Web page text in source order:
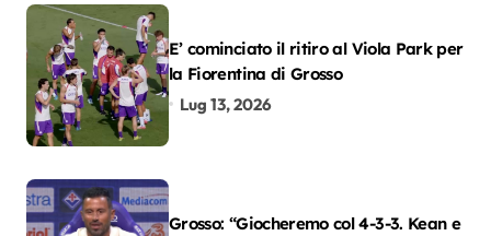
E’ cominciato il ritiro al Viola Park per
la Fiorentina di Grosso
Lug 13, 2026
Grosso: “Giocheremo col 4-3-3. Kean e